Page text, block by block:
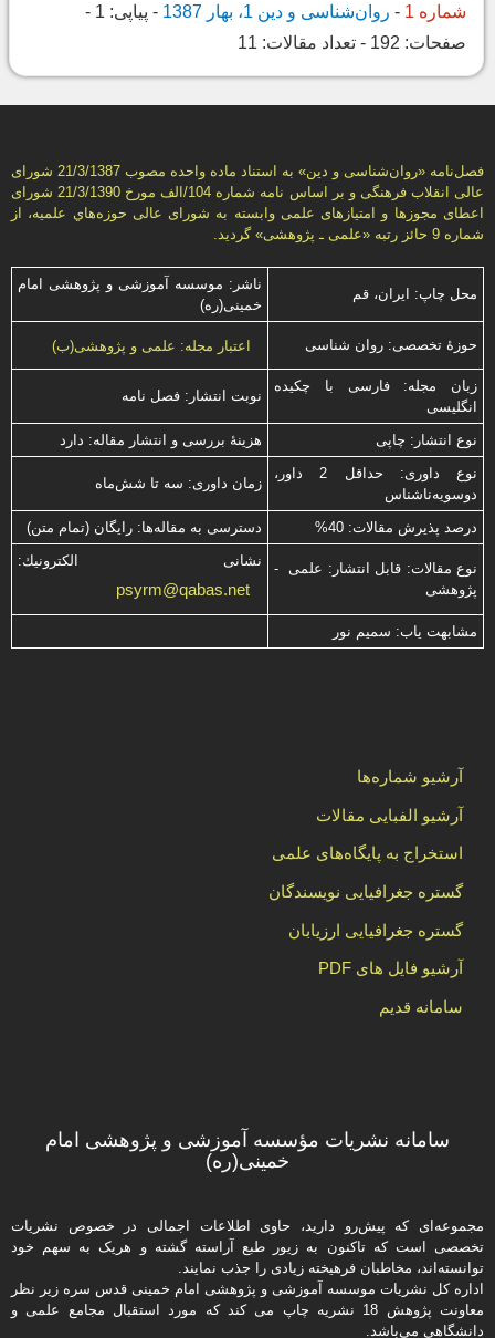
شماره 1
- روان‌شناسی و دین 1، بهار 1387 - پیاپی: 1
-
صفحات: 192
- تعداد مقالات: 11
فصل‌نامه «روان‌شناسی و دين» به استناد ماده واحده مصوب 21/3/1387 شورای
عالی انقلاب فرهنگی و بر اساس نامه شماره 104/الف مورخ 21/3/1390 شورای
اعطای مجوزها و امتيازهای علمی وابسته به شورای عالی حوزه‌هاي علميه، از
شماره 9 حائز رتبه «علمی ـ پژوهشی» گرديد.
محل چاپ: ایران، قم
ناشر: موسسه آموزشی و پژوهشی امام
خمینی(ره)
حوزۀ تخصصی: روان شناسی اعتبار مجله: علمی و پژوهشی(ب)
زبان مجله: فارسی با چكیده
انگلیسی
نوبت انتشار: فصل نامه
نوع انتشار: چاپی
هزینۀ بررسی و انتشار مقاله: دارد
نوع داوری: حداقل 2 داور،
دوسویه‌ناشناس
زمان داوری: سه تا شش‌ماه
درصد پذیرش مقالات: 40% دسترسی به مقاله‌ها: رایگان (تمام متن)
نوع مقالات: قابل انتشار: علمی -
پژوهشی
نشانی الكترونیك:
psyrm@qabas.net
مشابهت ياب: سميم نور
آرشیو شماره‌ها
آرشیو الفبایی مقالات
استخراج به پایگاه‌های علمی
گستره جغرافیایی نویسندگان
گستره جغرافیایی ارزیابان
آرشیو فایل های PDF
سامانه قدیم
سامانه نشریات مؤسسه آموزشی و پژوهشی امام
خمینی(ره)
مجموعه‌ای که پیش‌رو دارید،‌ حاوی اطلاعات اجمالی در خصوص نشریات
تخصصی است که تاکنون به زیور طبع آراسته گشته و هریک به سهم خود
توانسته‌اند، مخاطبان فرهیخته‌ زیادی را جذب نمایند.
اداره كل نشریات موسسه آموزشی و پژوهشی امام خمینی قدس سره زیر نظر
معاونت پژوهش 18 نشریه چاپ می کند که مورد استقبال مجامع علمی و
دانشگاهی می‌باشد.